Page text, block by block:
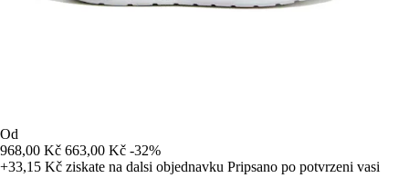
Od
968,00 Kč 663,00 Kč -32%
+33,15 Kč ziskate na dalsi objednavku Pripsano po potvrzeni vasi